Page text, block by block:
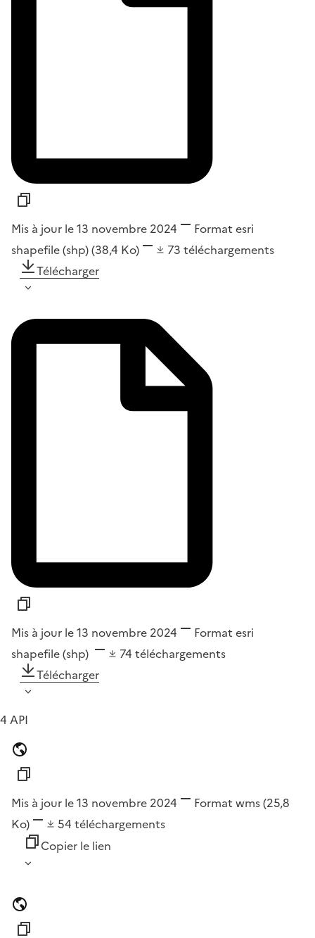
Mis à jour le 13 novembre 2024 Format esri
shapefile (shp)(38,4 Ko) 73 téléchargements
Télécharger
Mis à jour le 13 novembre 2024 Format esri
shapefile (shp)
74 téléchargements
Télécharger
4 API
Mis à jour le 13 novembre 2024 Format wms(25,8
Ko)
54 téléchargements
Copier le lien